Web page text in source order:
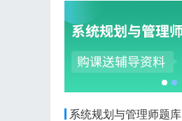
系统规划与管理师题库